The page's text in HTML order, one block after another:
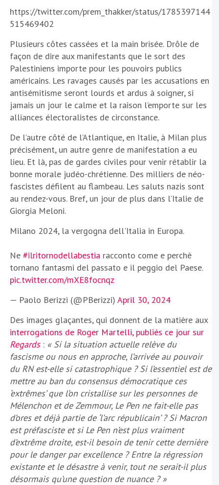
https://twitter.com/prem_thakker/status/1785397144
515469402
Plusieurs côtes cassées et la main brisée. Drôle de
façon de dire aux manifestants que le sort des
Palestiniens importe pour les pouvoirs publics
américains. Les ravages causés par les accusations en
antisémitisme seront lourds et ardus à soigner, si
jamais un jour le calme et la raison l’emporte sur les
alliances électoralistes de circonstance.
De l’autre côté de l’Atlantique, en Italie, à Milan plus
précisément, un autre genre de manifestation a eu
lieu. Et là, pas de gardes civiles pour venir rétablir la
bonne morale judéo-chrétienne. Des milliers de néo-
fascistes défilent au flambeau. Les saluts nazis sont
au rendez-vous. Bref, un jour de plus dans l’Italie de
Giorgia Meloni.
Milano 2024, la vergogna dell'Italia in Europa.
Ne #ilritornodellabestia racconto come e perchè
tornano fantasmi del passato e il peggio del Paese.
pic.twitter.com/mXE8focnqz
— Paolo Berizzi (@PBerizzi) April 30, 2024
Des images glaçantes, qui donnent de la matière aux
interrogations de Roger Martelli, publiés ce jour sur
Regards: « Si la situation actuelle relève du
fascisme ou nous en approche, l’arrivée au pouvoir
du RN est-elle si catastrophique ? Si l’essentiel est de
mettre au ban du consensus démocratique ces
‘extrêmes’ que l’on cristallise sur les personnes de
Mélenchon et de Zemmour, Le Pen ne fait-elle pas
d’ores et déjà partie de ‘l’arc républicain’ ? Si Macron
est préfasciste et si Le Pen n’est plus vraiment
d’extrême droite, est-il besoin de tenir cette dernière
pour le danger par excellence ? Entre la régression
existante et le désastre à venir, tout ne serait-il plus
désormais qu’une question de nuance ? »